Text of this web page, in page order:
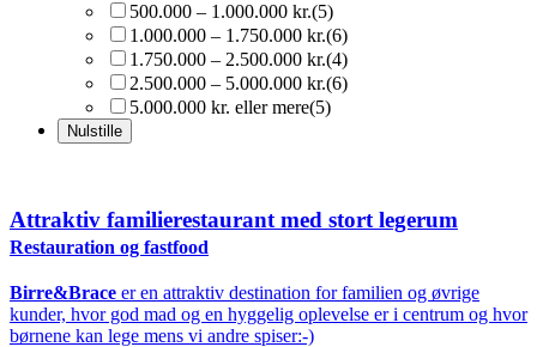
500.000 – 1.000.000 kr.(5)
1.000.000 – 1.750.000 kr.(6)
1.750.000 – 2.500.000 kr.(4)
2.500.000 – 5.000.000 kr.(6)
5.000.000 kr. eller mere(5)
Attraktiv familierestaurant med stort legerum
Restauration og fastfood
Birre&Brace er en attraktiv destination for familien og øvrige
kunder, hvor god mad og en hyggelig oplevelse er i centrum og hvor
børnene kan lege mens vi andre spiser:-)